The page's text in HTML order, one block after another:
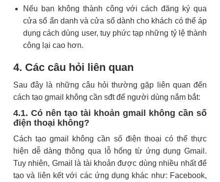
Nếu bạn không thành công với cách đăng ký qua
cửa sổ ẩn danh và cửa sổ dành cho khách có thể áp
dụng cách dùng user, tuy phức tạp những tỷ lệ thành
công lại cao hơn.
4. Các câu hỏi liên quan
Sau đây là những câu hỏi thường gặp liên quan đến
cách tạo gmail không cần sđt để người dùng nắm bắt:
4.1. Có nên tạo tài khoản gmail không cần số
điện thoại không?
Cách tạo gmail không cần số điện thoại có thể thực
hiện dễ dàng thông qua lỗ hổng từ ứng dụng Gmail.
Tuy nhiên, Gmail là tài khoản được dùng nhiều nhất để
tạo và liên kết với các ứng dụng khác như: Facebook,